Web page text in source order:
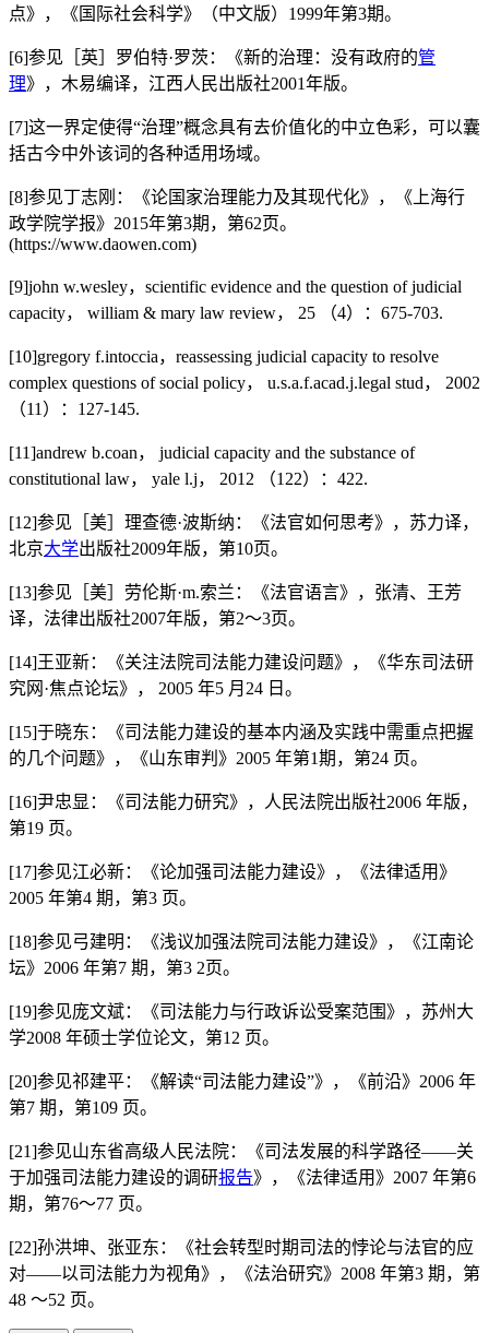
点》，《国际社会科学》（中文版）1999年第3期。
[6]参见［英］罗伯特·罗茨：《新的治理：没有政府的管
理》，木易编译，江西人民出版社2001年版。
[7]这一界定使得“治理”概念具有去价值化的中立色彩，可以囊
括古今中外该词的各种适用场域。
[8]参见丁志刚：《论国家治理能力及其现代化》，《上海行
政学院学报》2015年第3期，第62页。
(https://www.daowen.com)
[9]john w.wesley，scientific evidence and the question of judicial
capacity， william & mary law review， 25 （4）：675-703.
[10]gregory f.intoccia，reassessing judicial capacity to resolve
complex questions of social policy， u.s.a.f.acad.j.legal stud， 2002
（11）：127-145.
[11]andrew b.coan， judicial capacity and the substance of
constitutional law， yale l.j， 2012 （122）：422.
[12]参见［美］理查德·波斯纳：《法官如何思考》，苏力译，
北京大学出版社2009年版，第10页。
[13]参见［美］劳伦斯·m.索兰：《法官语言》，张清、王芳
译，法律出版社2007年版，第2～3页。
[14]王亚新：《关注法院司法能力建设问题》，《华东司法研
究网·焦点论坛》， 2005 年5 月24 日。
[15]于晓东：《司法能力建设的基本内涵及实践中需重点把握
的几个问题》，《山东审判》2005 年第1期，第24 页。
[16]尹忠显：《司法能力研究》，人民法院出版社2006 年版，
第19 页。
[17]参见江必新：《论加强司法能力建设》，《法律适用》
2005 年第4 期，第3 页。
[18]参见弓建明：《浅议加强法院司法能力建设》，《江南论
坛》2006 年第7 期，第3 2页。
[19]参见庞文斌：《司法能力与行政诉讼受案范围》，苏州大
学2008 年硕士学位论文，第12 页。
[20]参见祁建平：《解读“司法能力建设”》，《前沿》2006 年
第7 期，第109 页。
[21]参见山东省高级人民法院：《司法发展的科学路径——关
于加强司法能力建设的调研报告》，《法律适用》2007 年第6
期，第76～77 页。
[22]孙洪坤、张亚东：《社会转型时期司法的悖论与法官的应
对——以司法能力为视角》，《法治研究》2008 年第3 期，第
48 ～52 页。